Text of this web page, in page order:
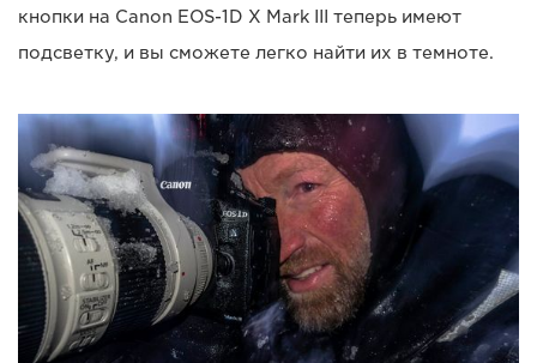
кнопки на Canon EOS-1D X Mark III теперь имеют
подсветку, и вы сможете легко найти их в темноте.